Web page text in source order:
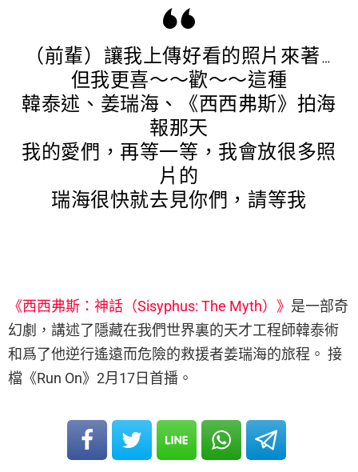
（前輩）讓我上傳好看的照片來著…
但我更喜～～歡～～這種
韓泰述、姜瑞海、《西西弗斯》拍海
報那天
我的愛們，再等一等，我會放很多照
片的
瑞海很快就去見你們，請等我
《西西弗斯：神話（Sisyphus: The Myth）》 是一部奇
幻劇，講述了隱藏在我們世界裏的天才工程師韓泰術
和爲了他逆行遙遠而危險的救援者姜瑞海的旅程。 接
檔《Run On》2月17日首播。